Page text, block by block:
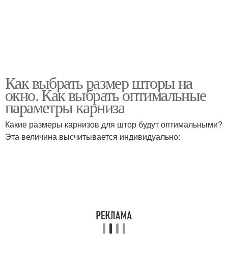
Как выбрать размер шторы на
окно. Как выбрать оптимальные
параметры карниза
Какие размеры карнизов для штор будут оптимальными?
Эта величина высчитывается индивидуально: